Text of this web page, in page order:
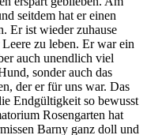
seitdem hat er einen
Er ist wieder zuhause
zu leben. Er war ein
auch unendlich viel
sonder auch das
der er für uns war. Das
Endgültigkeit so bewusst
Rosengarten hat
Barny ganz doll und